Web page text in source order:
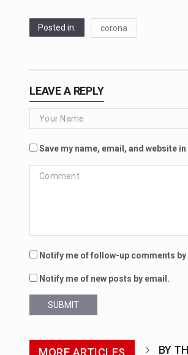
Posted in: corona
LEAVE A REPLY
Save my name, email, and website
Notify me of follow-up comments by
Notify me of new posts by email.
SUBMIT
MORE ARTICLES BY